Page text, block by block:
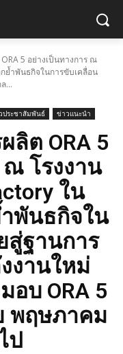
5 อย่างเป็นทางการ ณ
ย้ำพันธกิจในการขับเคลื่อน
...
ประชาสัมพันธ์ ข่าวแนะนำ
ลิต ORA 5
ณ โรงงาน
ใน
พันธกิจใน
สู่ฐานการ
งานใหม่
อบ ORA 5
พฤษภาคม
ป